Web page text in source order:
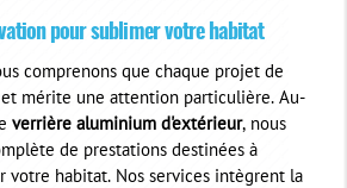
pour sublimer votre habitat
comprenons que chaque projet de
mérite une attention particulière. Au-
verrière aluminium d'extérieur, nous
de prestations destinées à
votre habitat. Nos services intègrent la